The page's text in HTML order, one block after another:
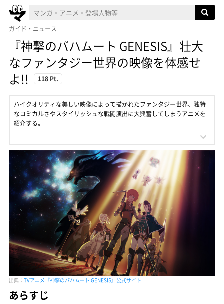
ガイド・ニュース
『神撃のバハムート GENESIS』壮大
なファンタジー世界の映像を体感せ
よ!!
118 Pt.
ハイクオリティな美しい映像によって描かれたファンタジー世界、独特
なコミカルさやスタイリッシュな戦闘演出に大興奮してしまうアニメを
紹介する。
出典： TVアニメ『神撃のバハムート GENESIS』公式サイト
あらすじ